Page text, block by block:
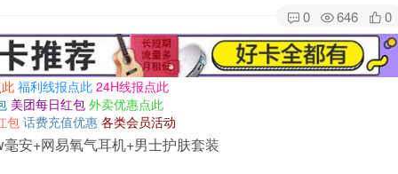
0 646 0
福利线报点此 24H线报点此
美团每日红包 外卖优惠点此
包 话费充值优惠 各类会员活动
安+网易氧气耳机+男士护肤套装